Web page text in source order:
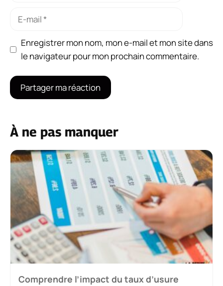
Enregistrer mon nom, mon e-mail et mon site dans
le navigateur pour mon prochain commentaire.
À ne pas manquer
Comprendre l’impact du taux d’usure